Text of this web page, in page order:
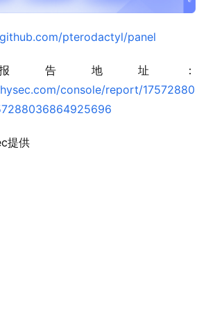
pterodactyl/panel
告地址：
console/report/17572880
提供